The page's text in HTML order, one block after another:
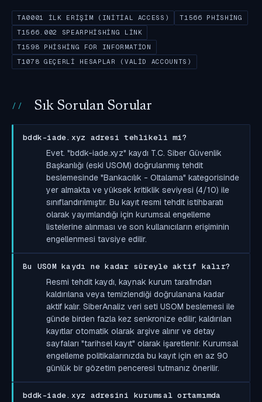
TA0001 İLK ERIŞIM (INITIAL ACCESS)
T1566 PHISHING
T1566.002 SPEARPHISHING LINK
T1598 PHISHING FOR INFORMATION
T1078 GEÇERLI HESAPLAR (VALID ACCOUNTS)
Sık Sorulan Sorular
bddk-iade.xyz adresi tehlikeli mi?
Evet. "bddk-iade.xyz" kaydı T.C. Siber Güvenlik
Başkanlığı (eski USOM) doğrulanmış tehdit
beslemesinde "Bankacılık - Oltalama" kategorisinde
yer almakta ve yüksek kritiklik seviyesi (4/10) ile
sınıflandırılmıştır. Bu kayıt resmi tehdit istihbaratı
olarak yayımlandığı için kurumsal engelleme
listelerine alınması ve son kullanıcıların erişiminin
engellenmesi tavsiye edilir.
Bu USOM kaydı ne kadar süreyle aktif kalır?
Resmi tehdit kaydı, kaynak kurum tarafından
kaldırılana veya temizlendiği doğrulanana kadar
aktif kalır. SiberAnaliz veri seti USOM beslemesi ile
günde birden fazla kez senkronize edilir; kaldırılan
kayıtlar otomatik olarak arşive alınır ve detay
sayfaları "tarihsel kayıt" olarak işaretlenir. Kurumsal
engelleme politikalarınızda bu kayıt için en az 90
günlük bir gözetim penceresi tutmanız önerilir.
bddk-iade.xyz adresini kurumsal ortamımda